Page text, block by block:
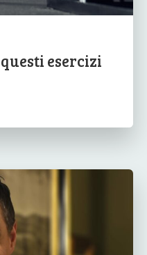
esercizi